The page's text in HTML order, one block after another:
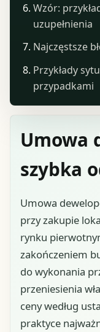
Umowa
szybka
Umowa
przy zakupie
rynku
zakończeniem
do wykonania
przeniesienia
ceny według
praktyce
Wzór:
uzupełnienia
Najczęstsze
Przykłady
przypadkami